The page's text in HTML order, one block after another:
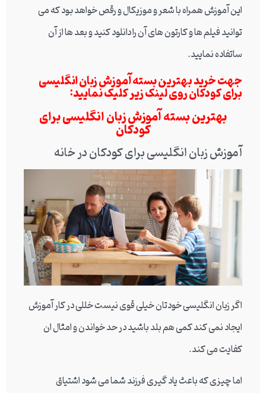
این آموزش همراه با شعر و موزیکال و رقص خواهد بود که می
توانید فیلم ها و کارتون های آن را دانلود کنید و بعد ها از آن
ساتفاده نمایید.
جهت خرید بهترین بسته آموزش زبان انگلیسی
برای کودکان روی لینک زیر کلیک نمایید:
بهترین بسته آموزش زبان انگلیسی برای
کودکان
آموزش زبان انگلیسی برای کودکان در خانه
اگر زبان انگلیسی خودتان خیلی قوی نیست خللی در کار آموزش
ایجاد نمی کند کمی هم بلد باشید در حد خواندن و امثال ان
کفایت می کند.
اما چیزی که باعث یاد گیری فرزند شما می شود اشتیاق